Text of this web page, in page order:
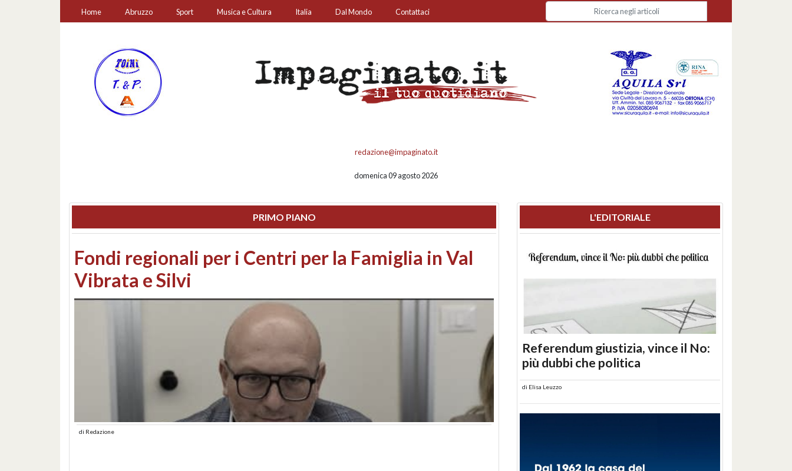
Home Abruzzo Sport Musica e Cultura Italia Dal Mondo Contattaci
redazione@impaginato.it
domenica 09 agosto 2026
PRIMO PIANO
Montesilvano, sequestrato un chiosco sul
lungomare: contestati abusi edilizi e occupazione
abusiva
L'EDITORIALE
Referendum giustizia, vince il No:
più dubbi che politica
di Elisa Leuzzo